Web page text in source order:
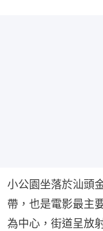
小公園坐落於汕頭
帶，也是電影最主
為中心，街道呈放